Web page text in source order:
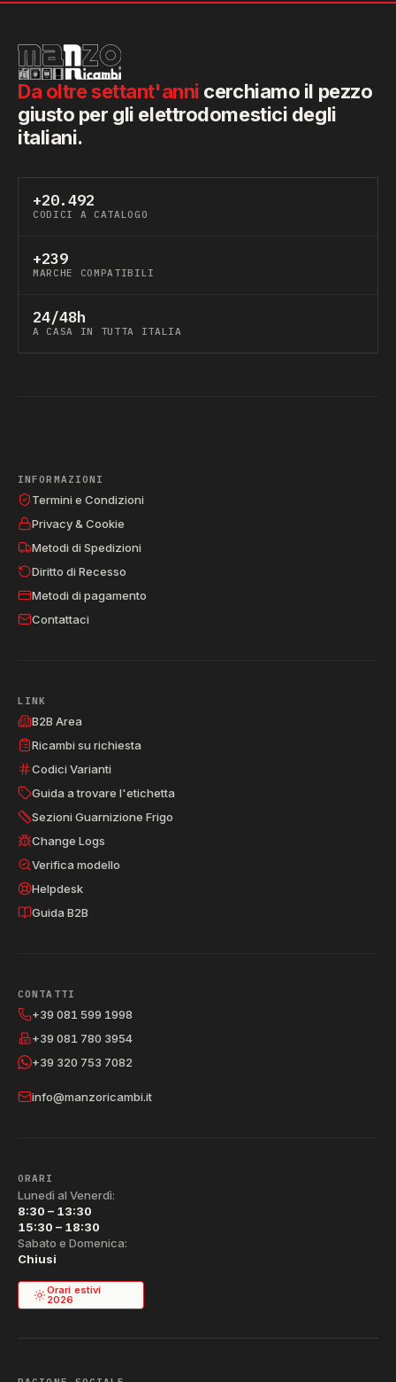
Da oltre settant'anni cerchiamo il pezzo
giusto per gli elettrodomestici degli
italiani.
+20.492
CODICI A CATALOGO
+239
MARCHE COMPATIBILI
24/48h
A CASA IN TUTTA ITALIA
INFORMAZIONI
Termini e Condizioni
Privacy & Cookie
Metodi di Spedizioni
Diritto di Recesso
Metodi di pagamento
Contattaci
LINK
B2B Area
Ricambi su richiesta
Codici Varianti
Guida a trovare l'etichetta
Sezioni Guarnizione Frigo
Change Logs
Verifica modello
Helpdesk
Guida B2B
CONTATTI
+39 081 599 1998
+39 081 780 3954
+39 320 753 7082
info@manzoricambi.it
ORARI
Lunedì al Venerdì:
8:30 – 13:30
15:30 – 18:30
Sabato e Domenica:
Chiusi
Orari estivi
2026